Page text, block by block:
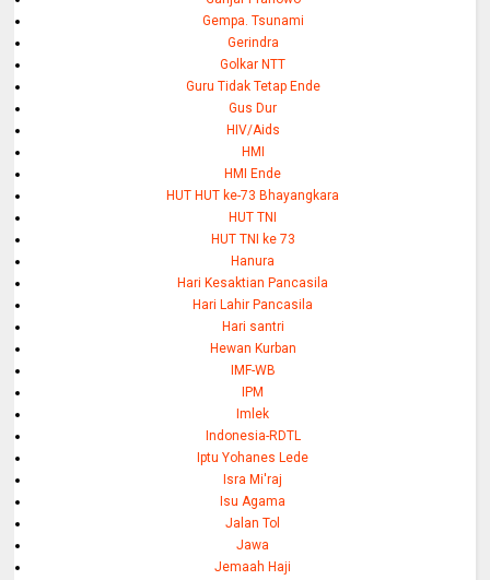
Gempa. Tsunami
Gerindra
Golkar NTT
Guru Tidak Tetap Ende
Gus Dur
HIV/Aids
HMI
HMI Ende
HUT HUT ke-73 Bhayangkara
HUT TNI
HUT TNI ke 73
Hanura
Hari Kesaktian Pancasila
Hari Lahir Pancasila
Hari santri
Hewan Kurban
IMF-WB
IPM
Imlek
Indonesia-RDTL
Iptu Yohanes Lede
Isra Mi'raj
Isu Agama
Jalan Tol
Jawa
Jemaah Haji